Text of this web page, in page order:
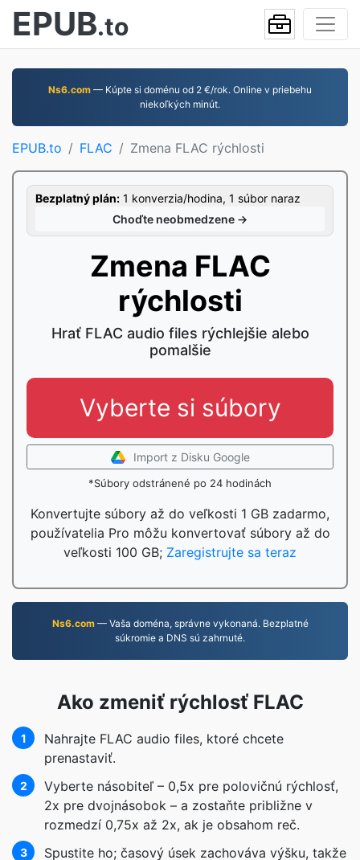
EPUB.to
Ns6.com — Kúpte si doménu od 2 €/rok. Online v priebehu
niekoľkých minút.
EPUB.to FLAC Zmena FLAC rýchlosti
Bezplatný plán: 1 konverzia/hodina, 1 súbor naraz
Choďte neobmedzene →
Zmena FLAC
rýchlosti
Hrať FLAC audio files rýchlejšie alebo
pomalšie
Vyberte si súbory
Import z Disku Google
*Súbory odstránené po 24 hodinách
Konvertujte súbory až do veľkosti 1 GB zadarmo,
používatelia Pro môžu konvertovať súbory až do
veľkosti 100 GB; Zaregistrujte sa teraz
Ns6.com— Vaša doména, správne vykonaná. Bezplatné
súkromie a DNS sú zahrnuté.
Ako zmeniť rýchlosť FLAC
1
Nahrajte FLAC audio files, ktoré chcete
prenastaviť.
2
Vyberte násobiteľ – 0,5x pre polovičnú rýchlosť,
2x pre dvojnásobok – a zostaňte približne v
rozmedzí 0,75x až 2x, ak je obsahom reč.
3
Spustite ho; časový úsek zachováva výšku, takže